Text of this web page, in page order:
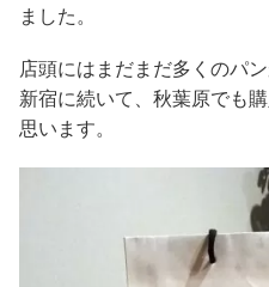
ました。
店頭にはまだまだ多くのパ
新宿に続いて、秋葉原でも
思います。